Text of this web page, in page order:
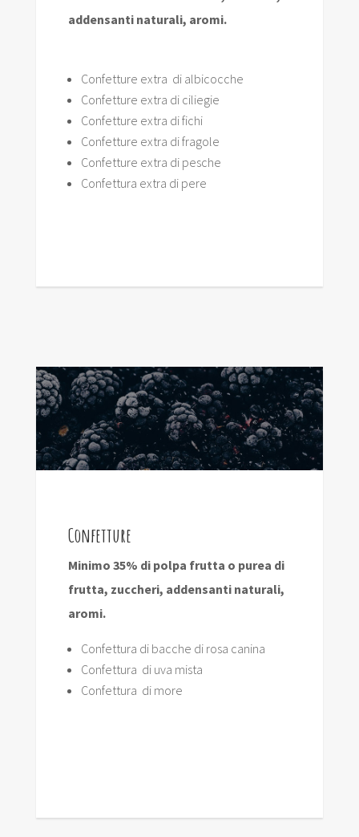
addensanti naturali, aromi.
Confetture extra di albicocche
Confetture extra di ciliegie
Confetture extra di fichi
Confetture extra di fragole
Confetture extra di pesche
Confettura extra di pere
Confetture
Minimo 35% di polpa frutta o purea di
frutta, zuccheri, addensanti naturali,
aromi.
Confettura di bacche di rosa canina
Confettura di uva mista
Confettura di more